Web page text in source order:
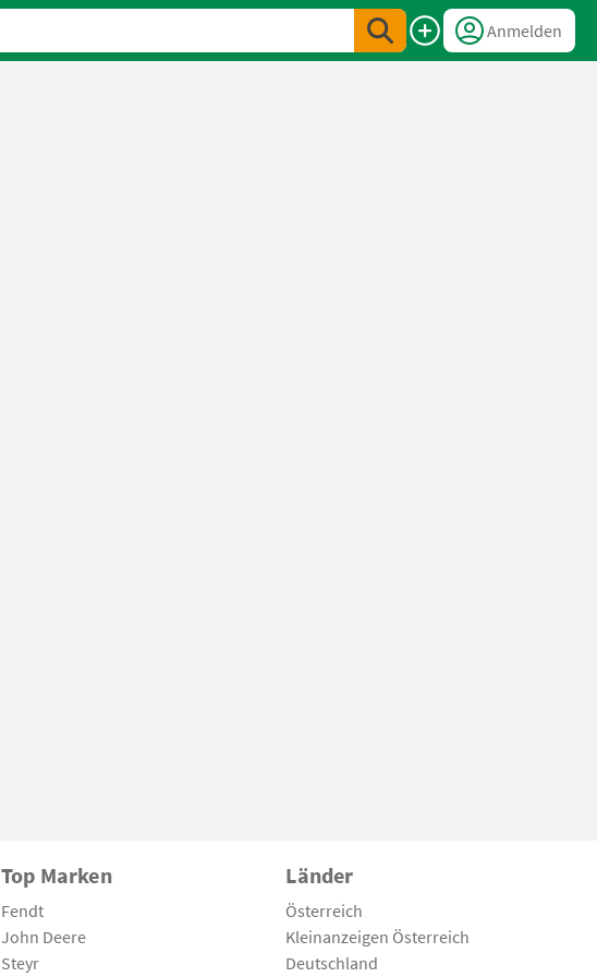
Anmelden
Top Marken
Fendt
John Deere
Steyr
Länder
Österreich
Kleinanzeigen Österreich
Deutschland